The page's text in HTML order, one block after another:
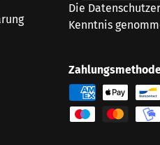
Die
Kenntnis